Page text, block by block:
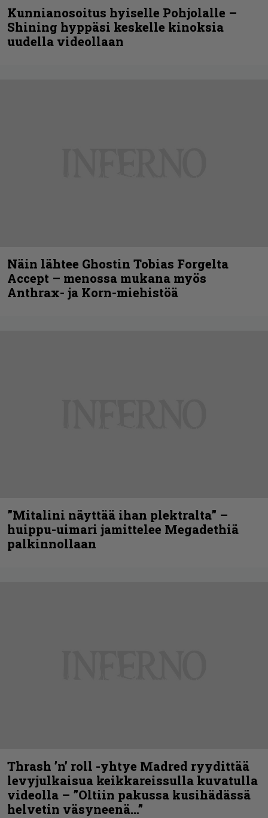
Kunnianosoitus hyiselle Pohjolalle –
Shining hyppäsi keskelle kinoksia
uudella videollaan
Näin lähtee Ghostin Tobias Forgelta
Accept – menossa mukana myös
Anthrax- ja Korn-miehistöä
”Mitalini näyttää ihan plektralta” –
huippu-uimari jamittelee Megadethiä
palkinnollaan
Thrash ’n’ roll -yhtye Madred ryydittää
levyjulkaisua keikkareissulla kuvatulla
videolla – ”Oltiin pakussa kusihädässä
helvetin väsyneenä…”